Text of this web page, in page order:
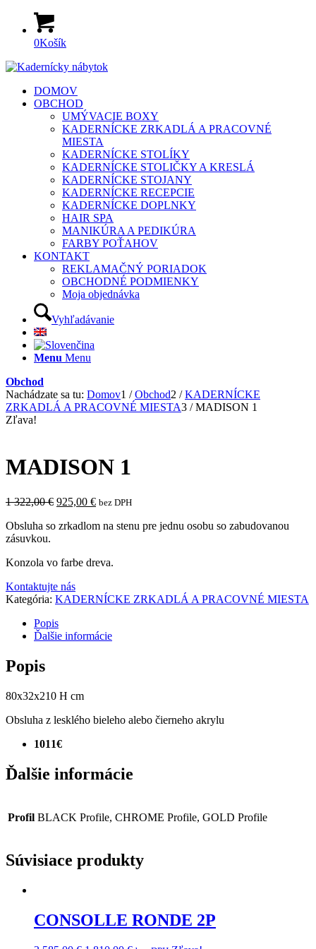
0Košík
DOMOV
OBCHOD
UMÝVACIE BOXY
KADERNÍCKE ZRKADLÁ A PRACOVNÉ
MIESTA
KADERNÍCKE STOLÍKY
KADERNÍCKE STOLIČKY A KRESLÁ
KADERNÍCKE STOJANY
KADERNÍCKE RECEPCIE
KADERNÍCKE DOPLNKY
HAIR SPA
MANIKÚRA A PEDIKÚRA
FARBY POŤAHOV
KONTAKT
REKLAMAČNÝ PORIADOK
OBCHODNÉ PODMIENKY
Moja objednávka
Vyhľadávanie
Menu Menu
Obchod
Nachádzate sa tu: Domov1 / Obchod2 / KADERNÍCKE
ZRKADLÁ A PRACOVNÉ MIESTA3 / MADISON 1
Zľava!
MADISON 1
1 322,00€ Pôvodná
bola:
925,00 €Aktuálna
je:
bez DPH
Obsluha so zrkadlom na stenu pre jednu osobu so zabudovanou
zásuvkou.
Konzola vo farbe dreva.
Kontaktujte nás
Kategória: KADERNÍCKE ZRKADLÁ A PRACOVNÉ MIESTA
Popis
Ďalšie informácie
Popis
80x32x210 H cm
Obsluha z lesklého bieleho alebo čierneho akrylu
1011€
Ďalšie informácie
Profil BLACK Profile, CHROME Profile, GOLD Profile
Súvisiace produkty
CONSOLLE RONDE 2P